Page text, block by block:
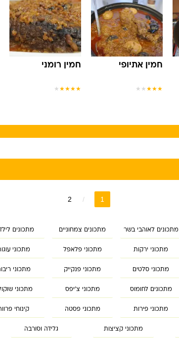
חמין אתיופי
★
★
★
★
★
חמין רומני
★
★
★
★
★
1
2
מתכונים לאוהבי בשר מתכונים צמחוניים מתכונים
מתכוני ירקות מתכוני פלאפל מתכוני
מתכוני סלטים מתכוני פנקייק מתכוני
מתכונים לחומוס מתכוני צ'יפס מתכוני
מתכוני פירות מתכוני פסטה קינוחי
מתכוני קציצות גלידה וסורבה